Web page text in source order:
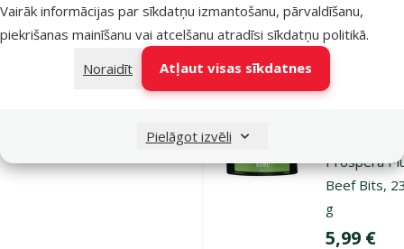
Vairāk informācijas par sīkdatņu izmantošanu, pārvaldīšanu,
piekrišanas mainīšanu vai atcelšanu atradīsi sīkdatņu politikā.
Noraidīt
Atļaut visas sīkdatnes
Pielāgot izvēli
Noliktavā
Prospera
Beef Bits,
g
Atsauksmes
Cena
5,99 €